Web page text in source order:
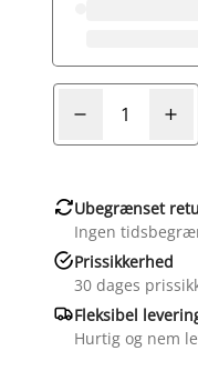
Ubegrænset
Ingen
Prissikkerhed
30 dages
Fleksibel
Hurtig og nem